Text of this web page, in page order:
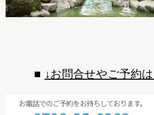
↓お問合せやご予約